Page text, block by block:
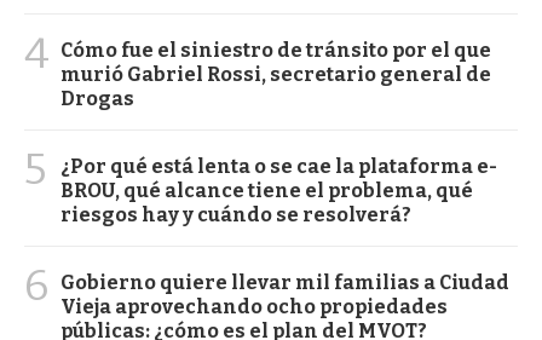
4 Cómo fue el siniestro de tránsito por el que
murió Gabriel Rossi, secretario general de
Drogas
5
¿Por qué está lenta o se cae la plataforma e-
BROU, qué alcance tiene el problema, qué
riesgos hay y cuándo se resolverá?
6
Gobierno quiere llevar mil familias a Ciudad
Vieja aprovechando ocho propiedades
públicas: ¿cómo es el plan del MVOT?